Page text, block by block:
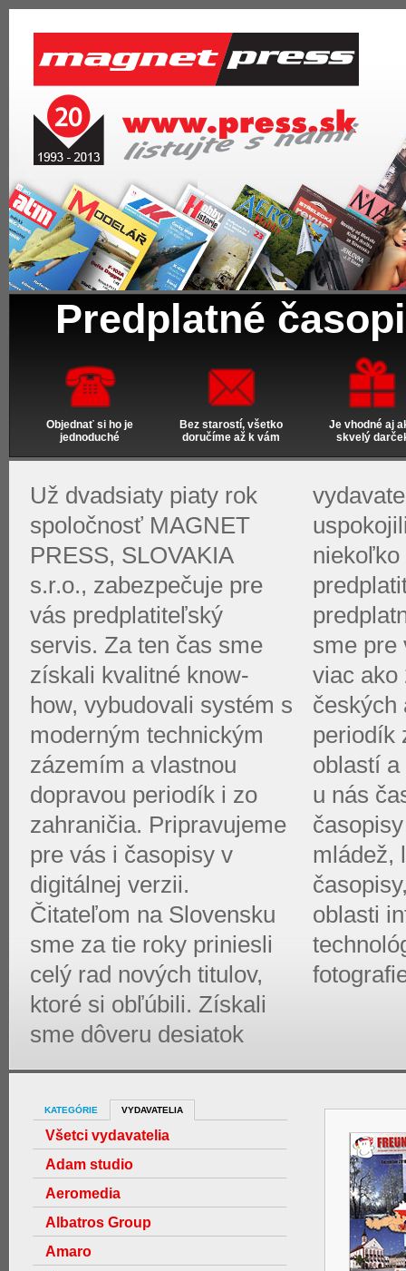
Predplatné
Objednať si ho je
jednoduché
Bez starostí, všetko
doručíme až k vám
Je vhodné aj
skvelý
Už dvadsiaty piaty rok
spoločnosť MAGNET
PRESS, SLOVAKIA
s.r.o., zabezpečuje pre
vás predplatiteľský
servis. Za ten čas sme
získali kvalitné know-
how, vybudovali systém s
moderným technickým
zázemím a vlastnou
dopravou periodík i zo
zahraničia. Pripravujeme
pre vás i časopisy v
digitálnej verzii.
Čitateľom na Slovensku
sme za tie roky priniesli
celý rad nových titulov,
ktoré si obľúbili. Získali
sme dôveru desiatok
sme pre
viac ako
českých
periodík
oblastí a
u nás
mládež,
oblasti
KATEGÓRIE VYDAVATELIA
Všetci vydavatelia
Adam studio
Aeromedia
Albatros Group
Amaro